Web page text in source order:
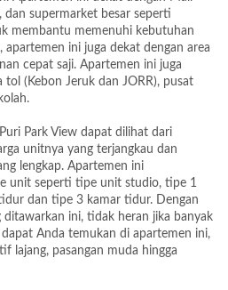
dan supermarket besar seperti
membantu memenuhi kebutuhan
apartemen ini juga dekat dengan area
cepat saji. Apartemen ini juga
tol (Kebon Jeruk dan JORR), pusat
Park View dapat dilihat dari
unitnya yang terjangkau dan
lengkap. Apartemen ini
unit seperti tipe unit studio, tipe 1
dan tipe 3 kamar tidur. Dengan
ditawarkan ini, tidak heran jika banyak
dapat Anda temukan di apartemen ini,
lajang, pasangan muda hingga